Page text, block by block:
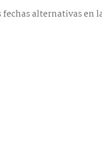
alternativas en